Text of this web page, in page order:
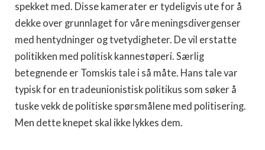
spekket med. Disse kamerater er tydeligvis ute for å
dekke over grunnlaget for våre meningsdivergenser
med hentyd­ninger og tvetydigheter. De vil erstatte
politikken med politisk kannestøperi. Særlig
betegnende er Tomskis tale i så måte. Hans tale var
typisk for en tradeunionistisk politikus som søker å
tuske vekk de politiske spørsmålene med politisering.
Men dette knepet skal ikke lykkes dem.